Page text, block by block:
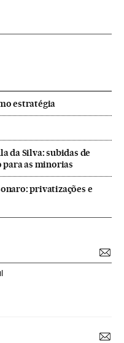
estratégia
da Silva: subidas de
para as minorias
privatizações e